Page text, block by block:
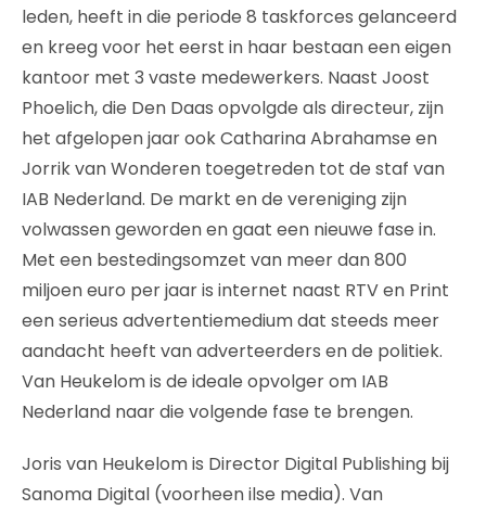
leden, heeft in die periode 8 taskforces gelanceerd
en kreeg voor het eerst in haar bestaan een eigen
kantoor met 3 vaste medewerkers. Naast Joost
Phoelich, die Den Daas opvolgde als directeur, zijn
het afgelopen jaar ook Catharina Abrahamse en
Jorrik van Wonderen toegetreden tot de staf van
IAB Nederland. De markt en de vereniging zijn
volwassen geworden en gaat een nieuwe fase in.
Met een bestedingsomzet van meer dan 800
miljoen euro per jaar is internet naast RTV en Print
een serieus advertentiemedium dat steeds meer
aandacht heeft van adverteerders en de politiek.
Van Heukelom is de ideale opvolger om IAB
Nederland naar die volgende fase te brengen.
Joris van Heukelom is Director Digital Publishing bij
Sanoma Digital (voorheen ilse media). Van